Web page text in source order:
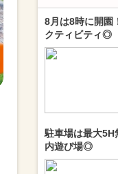
8月は8時に開園
クティビティ◎
駐車場は最大5H
内遊び場◎